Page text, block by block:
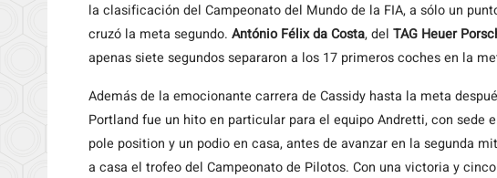
la clasificación del Campeonato del Mundo de la FIA, a sólo un
cruzó la meta segundo. António Félix da Costa, del TAG Heuer
apenas siete segundos separaron a los 17 primeros coches en la
Además de la emocionante carrera de Cassidy hasta la meta
Portland fue un hito en particular para el equipo Andretti, con sede
pole position y un podio en casa, antes de avanzar en la segunda
a casa el trofeo del Campeonato de Pilotos. Con una victoria y